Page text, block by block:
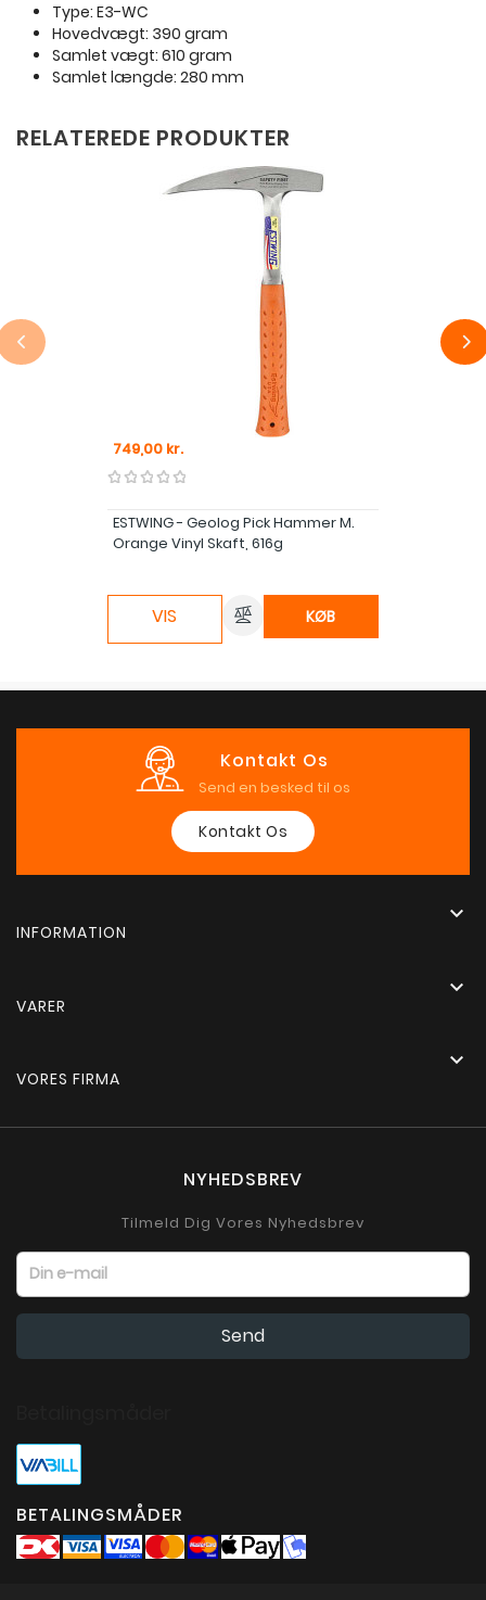
Type: E3-WC
Hovedvægt: 390 gram
Samlet vægt: 610 gram
Samlet længde: 280 mm
RELATEREDE PRODUKTER
Pris
749,00 kr.
ESTWING - Geolog Pick Hammer M.
Orange Vinyl Skaft, 616g
VIS KØB
Kontakt Os
Send en besked til os
Kontakt Os
INFORMATION

VARER

VORES FIRMA

NYHEDSBREV
Tilmeld Dig Vores Nyhedsbrev
BETALINGSMÅDER